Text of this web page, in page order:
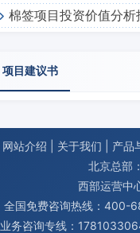
棉签项目投资价值分析
项目建议书
网站介绍 关于我们
产品
北京总部
西部运营中
全国免费咨询热线：400-
业务咨询专线：